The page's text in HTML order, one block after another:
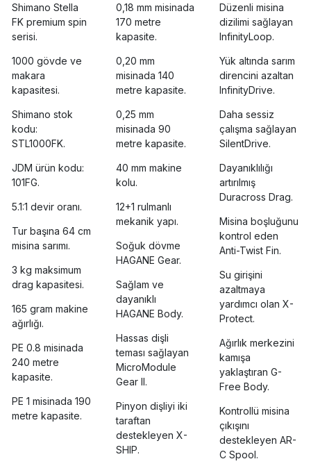
Shimano Stella
FK premium spin
serisi.
1000 gövde ve
makara
kapasitesi.
Shimano stok
kodu:
STL1000FK.
JDM ürün kodu:
101FG.
5.1:1 devir oranı.
Tur başına 64 cm
misina sarımı.
3 kg maksimum
drag kapasitesi.
165 gram makine
ağırlığı.
PE 0.8 misinada
240 metre
kapasite.
PE 1 misinada 190
metre kapasite.
0,18 mm misinada
170 metre
kapasite.
0,20 mm
misinada 140
metre kapasite.
0,25 mm
misinada 90
metre kapasite.
40 mm makine
kolu.
12+1 rulmanlı
mekanik yapı.
Soğuk dövme
HAGANE Gear.
Sağlam ve
dayanıklı
HAGANE Body.
Hassas dişli
teması sağlayan
MicroModule
Gear II.
Pinyon dişliyi iki
taraftan
destekleyen X-
SHIP.
Düzenli misina
dizilimi sağlayan
InfinityLoop.
Yük altında sarım
direncini azaltan
InfinityDrive.
Daha sessiz
çalışma sağlayan
SilentDrive.
Dayanıklılığı
artırılmış
Duracross Drag.
Misina boşluğunu
kontrol eden
Anti-Twist Fin.
Su girişini
azaltmaya
yardımcı olan X-
Protect.
Ağırlık merkezini
kamışa
yaklaştıran G-
Free Body.
Kontrollü misina
çıkışını
destekleyen AR-
C Spool.